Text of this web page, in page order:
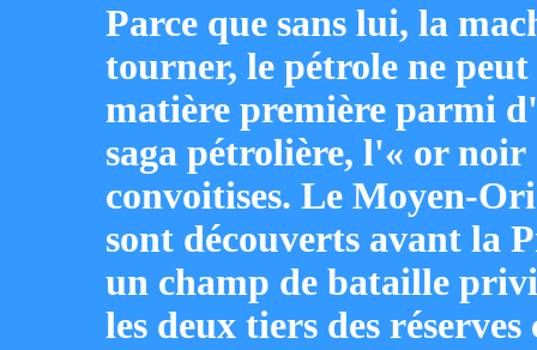
Parce que sans lui, la
tourner, le pétrole ne
matière première parmi
saga pétrolière, l'« or noir
convoitises. Le Moyen-
sont découverts avant la
un champ de bataille
les deux tiers des